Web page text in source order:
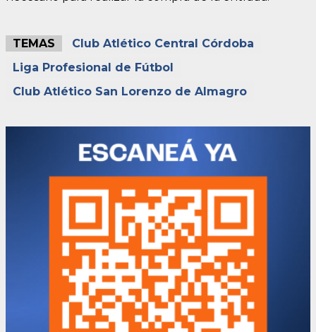
TEMAS
Club Atlético Central Córdoba
Liga Profesional de Fútbol
Club Atlético San Lorenzo de Almagro